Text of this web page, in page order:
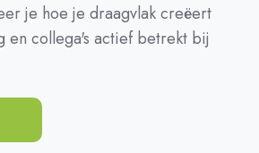
je hoe je draagvlak creëert
en collega's actief betrekt bij